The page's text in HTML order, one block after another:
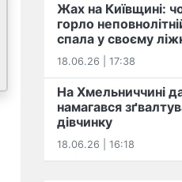
Жах на Київщині:
горло
спала у своєму
18.06.26 | 17:38
На Хмельниччині
намагався
дівчинку
18.06.26 | 16:18